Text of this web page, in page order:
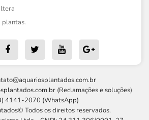
plantas.
(Reclamações e soluções)
4141-2070 (WhatsApp)
Todos os direitos reservados.